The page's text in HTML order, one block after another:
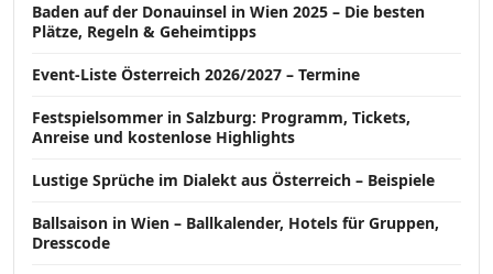
Baden auf der Donauinsel in Wien 2025 – Die besten
Plätze, Regeln & Geheimtipps
Event-Liste Österreich 2026/2027 – Termine
Festspielsommer in Salzburg: Programm, Tickets,
Anreise und kostenlose Highlights
Lustige Sprüche im Dialekt aus Österreich – Beispiele
Ballsaison in Wien – Ballkalender, Hotels für Gruppen,
Dresscode